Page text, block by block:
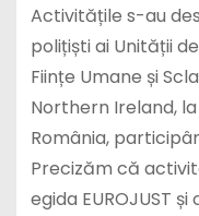
Activitățile s-au
polițiști ai Unității
Ființe Umane și
Northern Ireland,
România,
Precizăm că
egida EUROJUST